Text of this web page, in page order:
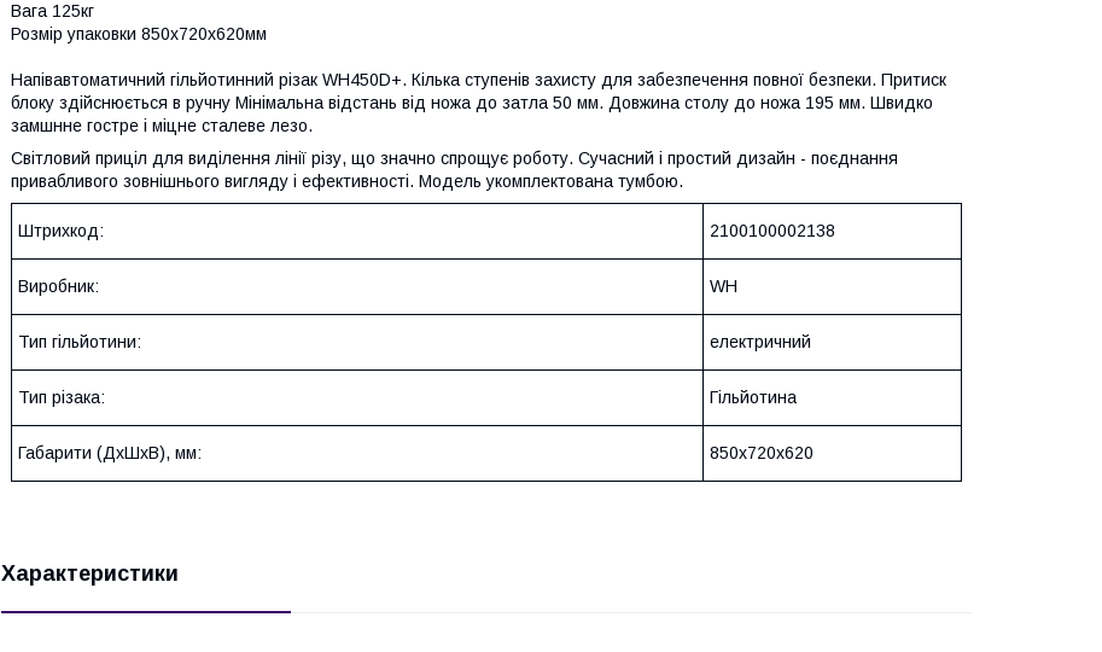
Вага 125кг
Розмір упаковки 850х720х620мм
Напівавтоматичний гільйотинний різак WH450D+. Кілька ступенів захисту для забезпечення повної безпеки. Притиск
блоку здійснюється в ручну Мінімальна відстань від ножа до затла 50 мм. Довжина столу до ножа 195 мм. Швидко
замшнне гостре і міцне сталеве лезо.
Світловий приціл для виділення лінії різу, що значно спрощує роботу. Сучасний і простий дизайн - поєднання
привабливого зовнішнього вигляду і ефективності. Модель укомплектована тумбою.
Штрихкод: 2100100002138
Виробник: WH
Тип гільйотини: електричний
Тип різака: Гільйотина
Габарити (ДхШхВ), мм: 850х720х620
Характеристики